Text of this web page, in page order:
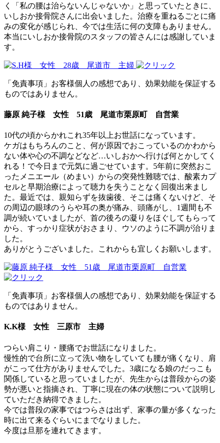
く「私の腰は治らないんじゃないか」と思っていたときに、
いしおか接骨院さんに出会いました。治療を重ねるごとに痛
みの変化が感じられ、今では生活に何の支障もありません。
本当にいしおか接骨院のスタッフの皆さんには感謝していま
す。
「免責事項」お客様個人の感想であり、効果効能を保証する
ものではありません。
藤原 純子様 女性 51歳 尾道市栗原町 自営業
10代の頃からかれこれ35年以上お世話になっています。
ケガはもちろんのこと、何が原因でおこっているのかわから
ない体や心の不調などなど…いしおかへ行けば何とかしてく
れる！で今日まで元気に過ごせています。5年前に突然おこ
ったメニエール（めまい）からの突発性難聴では、酸素カプ
セルと早期治療によって聴力を失うことなく回復出来まし
た。最近では、親知らずを抜歯後、そこは痛くないけど、そ
の周辺の眼球のうらや耳の奥が痛み、頭痛がし、1週間も不
調が続いていましたが、首の後ろの凝りをほぐしてもらって
から、すっかり症状がおさまり、ウソのように不調が治りま
した。
ありがとうございました。これからも宜しくお願いします。
「免責事項」お客様個人の感想であり、効果効能を保証する
ものではありません。
K.K様 女性 三原市 主婦
つらい肩こり・腰痛でお世話になりました。
慢性的で台所に立って洗い物をしていても腰が痛くなり、肩
がこって仕方がありませんでした。3歳になる娘のだっこも
関係していると思っていましたが、先生からは普段からの姿
勢が悪いと指摘され、丁寧に現在の体の状態について説明し
ていただき納得できました。
今では普段の家事ではつらさは出ず、家事の量が多くなった
時に出て来るぐらいにまでなりました。
今度は旦那を連れてきます。